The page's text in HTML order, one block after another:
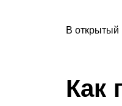
В открытый
Как